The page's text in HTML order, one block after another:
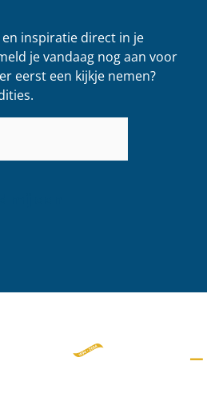
inspiratie direct in je
je vandaag nog aan voor
eerst een kijkje nemen?